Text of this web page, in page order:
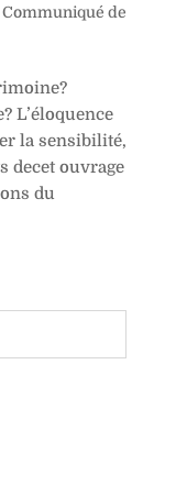
Communiqué de
L’éloquence
la sensibilité,
decet ouvrage
du